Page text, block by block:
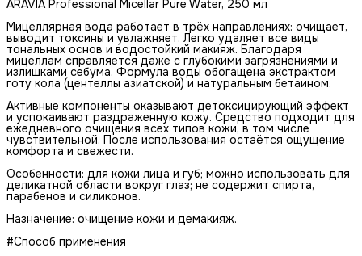
ARAVIA Professional Micellar Pure Water, 250 мл
Мицеллярная вода работает в трёх направлениях: очищает,
выводит токсины и увлажняет. Легко удаляет все виды
тональных основ и водостойкий макияж. Благодаря
мицеллам справляется даже с глубокими загрязнениями и
излишками себума. Формула воды обогащена экстрактом
готу кола (центеллы азиатской) и натуральным бетаином.
Активные компоненты оказывают детоксицирующий эффект
и успокаивают раздраженную кожу. Средство подходит для
ежедневного очищения всех типов кожи, в том числе
чувствительной. После использования остаётся ощущение
комфорта и свежести.
Особенности: для кожи лица и губ; можно использовать для
деликатной области вокруг глаз; не содержит спирта,
парабенов и силиконов.
Назначение: очищение кожи и демакияж.
#Способ применения